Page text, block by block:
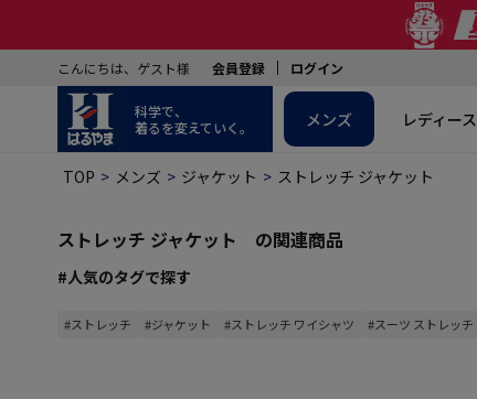
こんにちは、ゲスト様 会員登録 ログイン
科学で、
着るを変えていく。
メンズ レディース
TOP メンズ ジャケット ストレッチ ジャケット
ストレッチ ジャケット の関連商品
#人気のタグで探す
#ストレッチ #ジャケット #ストレッチ ワイシャツ #スーツ ストレッチ